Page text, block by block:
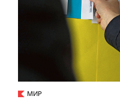
МИР